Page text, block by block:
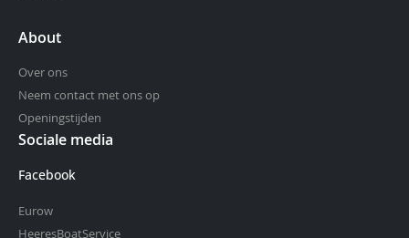
About
Over ons
Neem contact met ons op
Openingstijden
Sociale media
Facebook
Eurow
HeeresBoatService